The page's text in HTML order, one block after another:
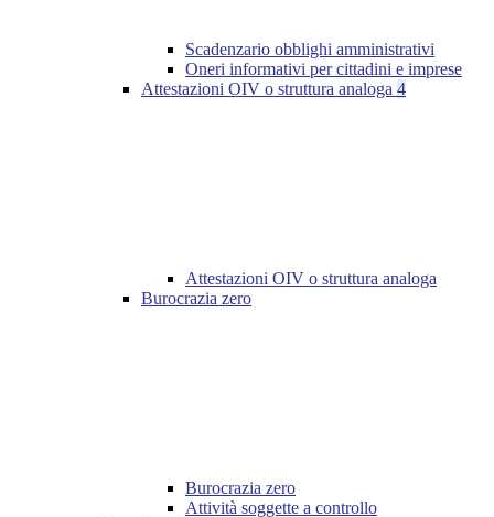
Scadenzario obblighi amministrativi
Oneri informativi per cittadini e imprese
Attestazioni OIV o struttura analoga 4
Attestazioni OIV o struttura analoga
Burocrazia zero
Burocrazia zero
Attività soggette a controllo